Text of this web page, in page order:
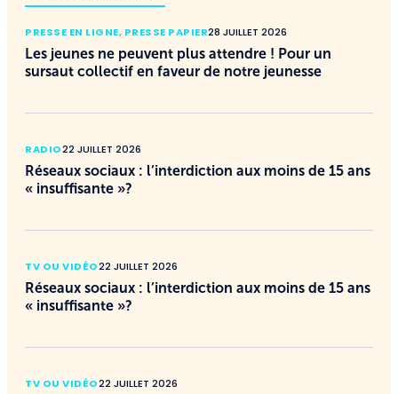
PRESSE EN LIGNE, PRESSE PAPIER28 JUILLET 2026
Les jeunes ne peuvent plus attendre ! Pour un
sursaut collectif en faveur de notre jeunesse
RADIO22 JUILLET 2026
Réseaux sociaux : l’interdiction aux moins de 15 ans
« insuffisante »?
TV OU VIDÉO22 JUILLET 2026
Réseaux sociaux : l’interdiction aux moins de 15 ans
« insuffisante »?
TV OU VIDÉO22 JUILLET 2026